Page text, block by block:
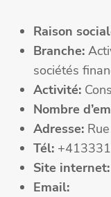
Raison
Branche:
sociétés
Activité:
Nombre
Adresse:
Tél:
Site internet:
Email: